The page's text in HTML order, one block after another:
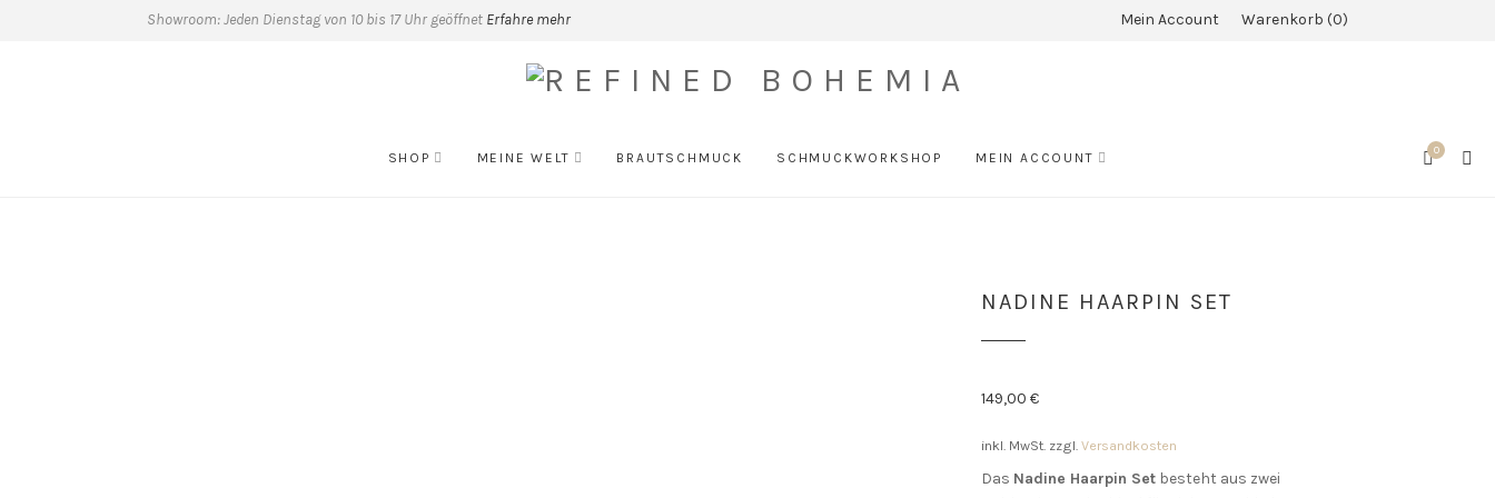
Showroom: Jeden Dienstag von 10 bis 17 Uhr geöffnet Erfahre mehr Mein Account Warenkorb 0
SHOP MEINE WELT BRAUTSCHMUCK SCHMUCKWORKSHOP MEIN ACCOUNT 0
NADINE HAARPIN SET
149,00 €
inkl. MwSt. zzgl. Versandkosten
Das Nadine Haarpin Set besteht aus zwei